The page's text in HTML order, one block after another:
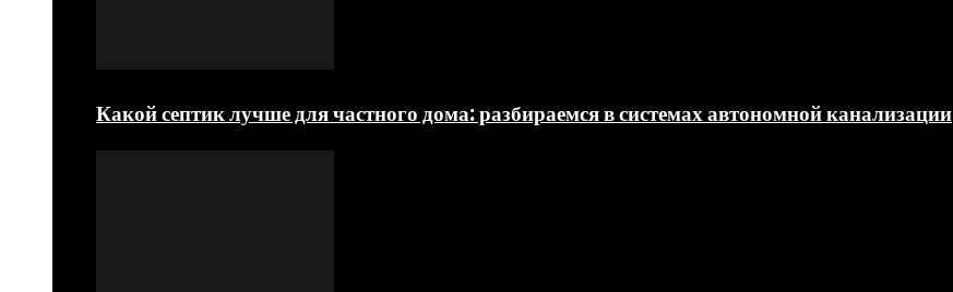
Какой септик лучше для частного дома: разбираемся в системах автономной канализации